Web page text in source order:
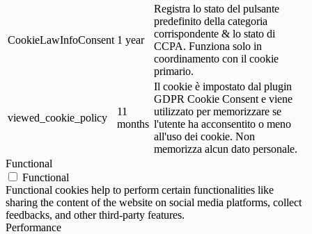
CookieLawInfoConsent 1 year
Registra lo stato del pulsante
predefinito della categoria
corrispondente & lo stato di
CCPA. Funziona solo in
coordinamento con il cookie
primario.
viewed_cookie_policy
11
months
Il cookie è impostato dal plugin
GDPR Cookie Consent e viene
utilizzato per memorizzare se
l'utente ha acconsentito o meno
all'uso dei cookie. Non
memorizza alcun dato personale.
Functional
Functional
Functional cookies help to perform certain functionalities like
sharing the content of the website on social media platforms, collect
feedbacks, and other third-party features.
Performance